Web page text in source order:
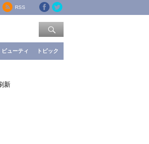
RSS
ビューティ トピック
新